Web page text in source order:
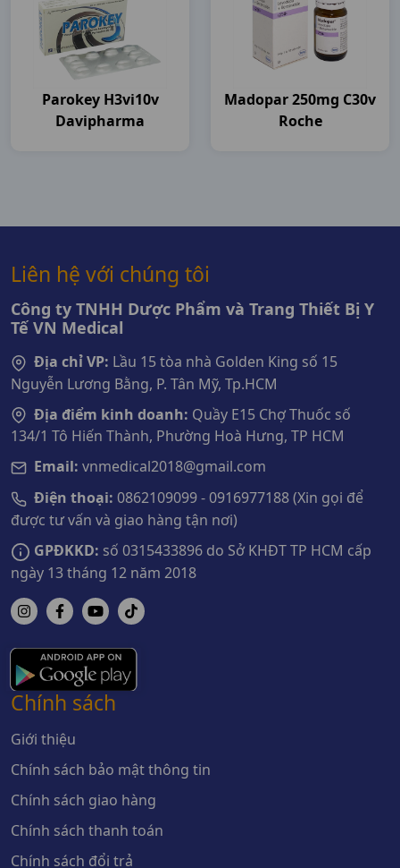
Parokey H3vi10v
Davipharma
Madopar 250mg C30v
Roche
Liên hệ với chúng tôi
Công ty TNHH Dược Phẩm và Trang Thiết Bị Y
Tế VN Medical
Địa chỉ VP: Lầu 15 tòa nhà Golden King số 15
Nguyễn Lương Bằng, P. Tân Mỹ, Tp.HCM
Địa điểm kinh doanh: Quầy E15 Chợ Thuốc số
134/1 Tô Hiến Thành, Phường Hoà Hưng, TP HCM
Email: vnmedical2018@gmail.com
Điện thoại: 0862109099 - 0916977188 (Xin gọi để
được tư vấn và giao hàng tận nơi)
GPĐKKD: số 0315433896 do Sở KHĐT TP HCM cấp
ngày 13 tháng 12 năm 2018
Chính sách
Giới thiệu
Chính sách bảo mật thông tin
Chính sách giao hàng
Chính sách thanh toán
Chính sách đổi trả